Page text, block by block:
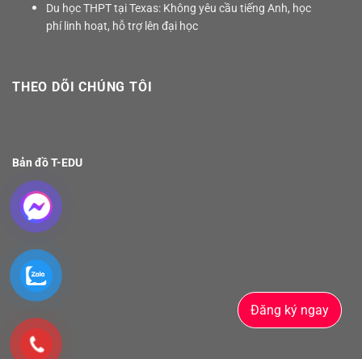
Du học THPT tại Texas: Không yêu cầu tiếng Anh, học
phí linh hoạt, hỗ trợ lên đại học
THEO DÕI CHÚNG TÔI
Bản đồ T-EDU
Đăng ký ngay